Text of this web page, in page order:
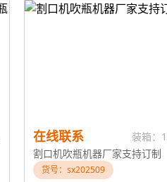
在线联系
装箱：
割口机吹瓶机器厂家支持订制
货号：sx202509